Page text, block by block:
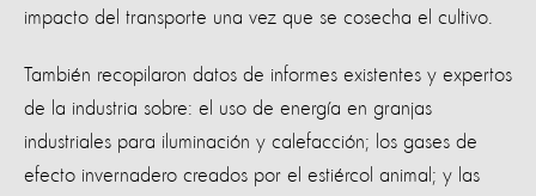
impacto del transporte una vez que se cosecha el cultivo.
También recopilaron datos de informes existentes y expertos
de la industria sobre: el uso de energía en granjas
industriales para iluminación y calefacción; los gases de
efecto invernadero creados por el estiércol animal; y las